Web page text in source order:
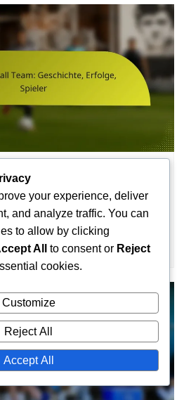
Handballs
Geschichte,
05/02/2026 0
your experience, deliver
and analyze traffic. You can
to allow by clicking
All to consent or Reject
cookies.
Customize
Reject All
Accept All